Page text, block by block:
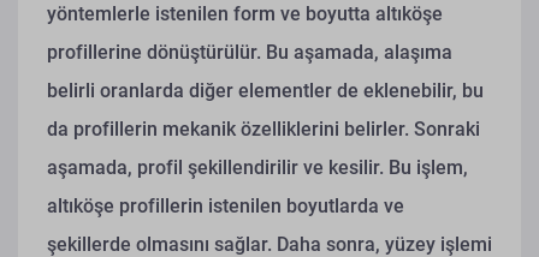
yöntemlerle istenilen form ve boyutta altıköşe
profillerine dönüştürülür. Bu aşamada, alaşıma
belirli oranlarda diğer elementler de eklenebilir, bu
da profillerin mekanik özelliklerini belirler. Sonraki
aşamada, profil şekillendirilir ve kesilir. Bu işlem,
altıköşe profillerin istenilen boyutlarda ve
şekillerde olmasını sağlar. Daha sonra, yüzey işlemi